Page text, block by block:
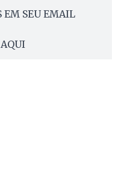
EM SEU EMAIL